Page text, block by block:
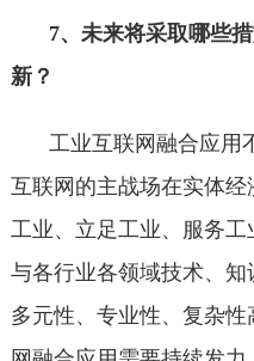
7、未来将采取哪些
新？
工业互联网融合应用
互联网的主战场在实体
工业、立足工业、服务
与各行业各领域技术、知
多元性、专业性、复杂